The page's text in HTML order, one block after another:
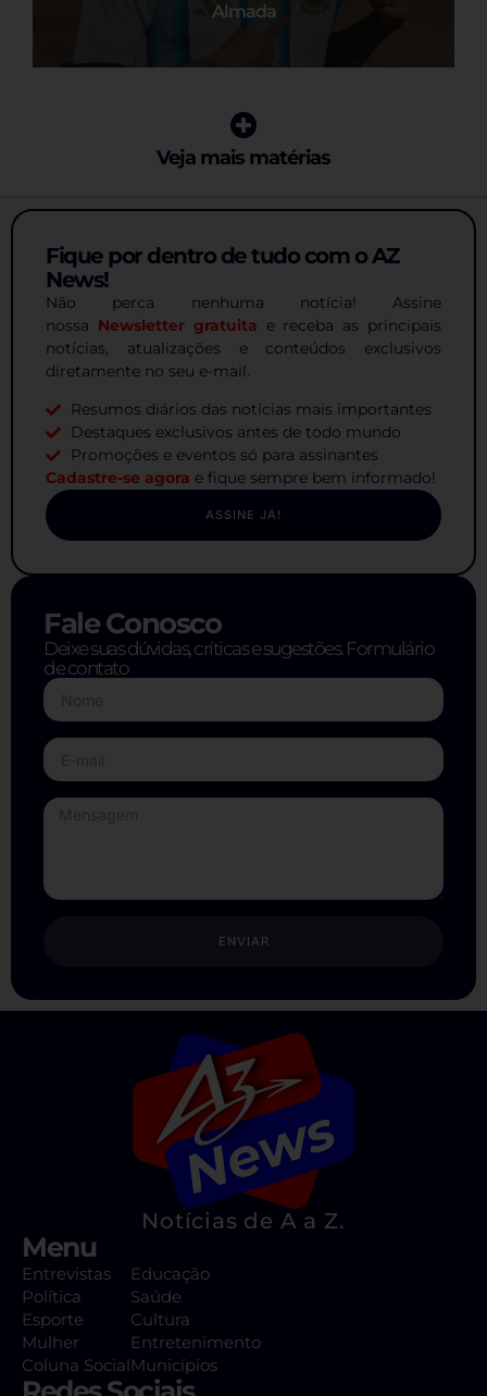
Almada
Veja mais matérias
Fique por dentro de tudo com o AZ
News!
Não perca nenhuma notícia! Assine
nossa Newsletter gratuita e receba as principais
notícias, atualizações e conteúdos exclusivos
diretamente no seu e-mail.
Resumos diários das notícias mais importantes
Destaques exclusivos antes de todo mundo
Promoções e eventos só para assinantes
Cadastre-se agora e fique sempre bem informado!
ASSINE JÁ!
Fale Conosco
Deixe suas dúvidas, críticas e sugestões. Formulário
de contato
ENVIAR
Notícias de A a Z.
Menu
Entrevistas
Política
Esporte
Mulher
Coluna Social
Educação
Saúde
Cultura
Entretenimento
Municípios